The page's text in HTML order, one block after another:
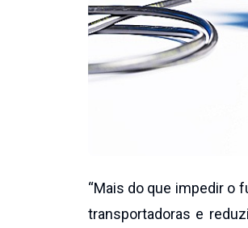
“Mais do que impedir o
transportadoras e